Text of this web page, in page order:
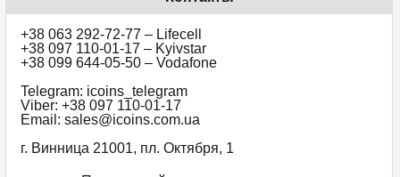
+38 063 292-72-77 – Lifecell
+38 097 110-01-17 – Kyivstar
+38 099 644-05-50 – Vodafone
Telegram: icoins_telegram
Viber: +38 097 110-01-17
Email: sales@icoins.com.ua
г. Винница 21001, пл. Октября, 1